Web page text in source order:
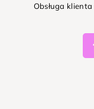
Obsługa klienta